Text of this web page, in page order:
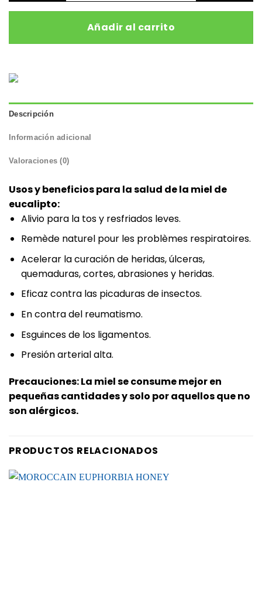
Añadir al carrito
Descripción
Información adicional
Valoraciones (0)
Usos y beneficios para la salud de la miel de
eucalipto:
Alivio para la tos y resfriados leves.
Remède naturel pour les problèmes respiratoires.
Acelerar la curación de heridas, úlceras,
quemaduras, cortes, abrasiones y heridas.
Eficaz contra las picaduras de insectos.
En contra del reumatismo.
Esguinces de los ligamentos.
Presión arterial alta.
Precauciones: La miel se consume mejor en
pequeñas cantidades y solo por aquellos que no
son alérgicos.
PRODUCTOS RELACIONADOS